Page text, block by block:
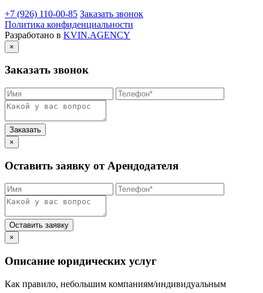
+7 (926) 110-00-85 Заказать звонок
Политика конфиденциальности
Разработано в KVIN.AGENCY
×
Заказать звонок
×
Оставить заявку от Арендодателя
×
Описание юридических услуг
Как правило, небольшим компаниям/индивидуальным